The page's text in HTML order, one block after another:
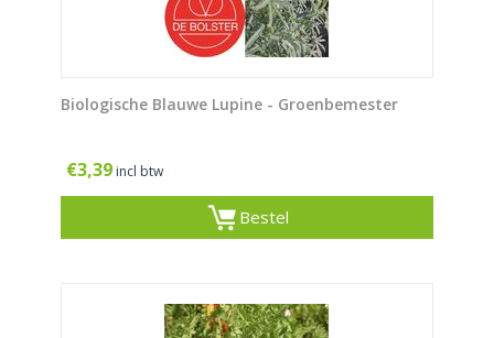
Biologische Blauwe Lupine - Groenbemester
€3,39 incl btw
Bestel